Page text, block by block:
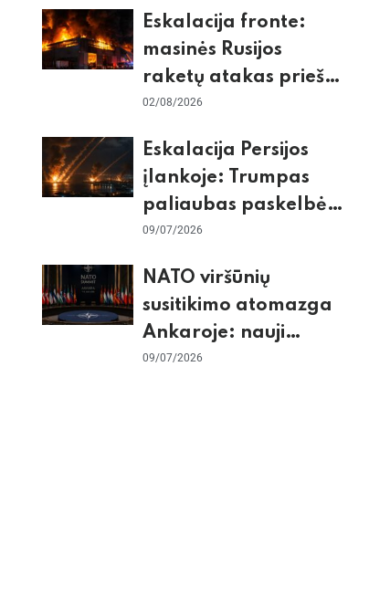
konfliktas su
Pakistanu
Eskalacija fronte:
masinės Rusijos
raketų atakas prieš
Kijevą, dronų smūgiai
žiemos krizės grėsmė
02/08/2026
Eskalacija Persijos
įlankoje: Trumpas
paliaubas paskelbė
baigtomis, JAV
taikinių Irane
09/07/2026
NATO viršūnių
susitikimo atomazga
Ankaroje: nauji
įsipareigojimai
09/07/2026